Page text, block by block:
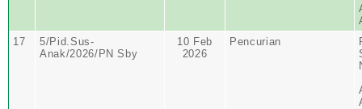
17
5/Pid.Sus-
Anak/2026/PN Sby
10 Feb
2026
Pencurian